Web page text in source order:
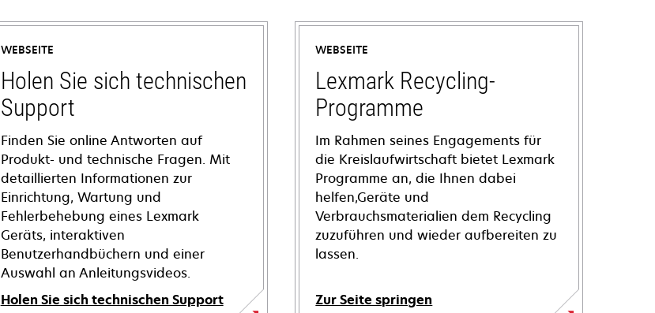
WEBSEITE
Holen Sie sich technischen
Support
Finden Sie online Antworten auf
Produkt- und technische Fragen. Mit
detaillierten Informationen zur
Einrichtung, Wartung und
Fehlerbehebung eines Lexmark
Geräts, interaktiven
Benutzerhandbüchern und einer
Auswahl an Anleitungsvideos.
Holen Sie sich technischen Support
WEBSEITE
Lexmark Recycling-
Programme
Im Rahmen seines Engagements für
die Kreislaufwirtschaft bietet Lexmark
Programme an, die Ihnen dabei
helfen,Geräte und
Verbrauchsmaterialien dem Recycling
zuzuführen und wieder aufbereiten zu
lassen.
Zur Seite springen